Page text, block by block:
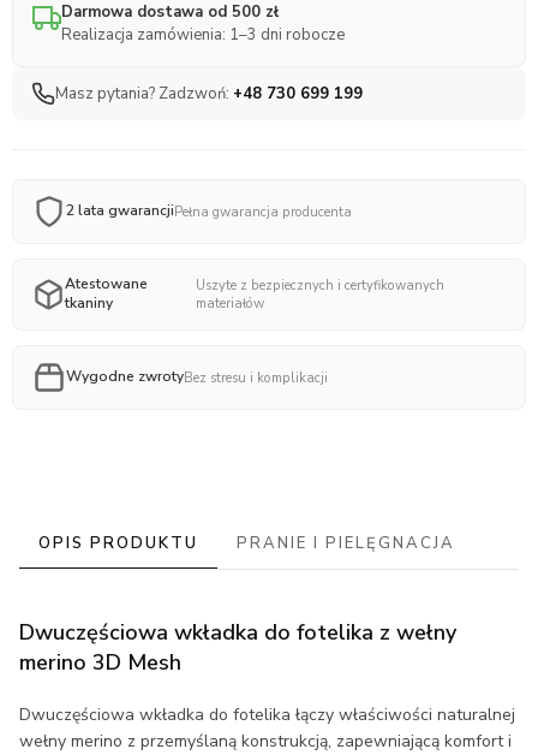
Mesh Darmowa dostawa od 500 zł
Realizacja zamówienia: 1–3 dni robocze
Masz pytania? Zadzwoń: +48 730 699 199
2 lata gwarancjiPełna gwarancja producenta
Atestowane
tkaniny
Uszyte z bezpiecznych i certyfikowanych
materiałów
Wygodne zwrotyBez stresu i komplikacji
OPIS PRODUKTU PRANIE I PIELĘGNACJA
Dwuczęściowa wkładka do fotelika z wełny
merino 3D Mesh
Dwuczęściowa wkładka do fotelika łączy właściwości naturalnej
wełny merino z przemyślaną konstrukcją, zapewniającą komfort i